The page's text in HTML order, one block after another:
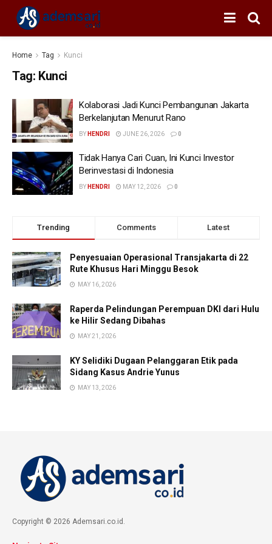
Home Tag Kunci
Tag: Kunci
Kolaborasi Jadi Kunci Pembangunan Jakarta
Berkelanjutan Menurut Rano
BY HENDRI JUNE 26, 2026 0
Tidak Hanya Cari Cuan, Ini Kunci Investor
Berinvestasi di Indonesia
BY HENDRI MAY 12, 2026 0
Trending Comments Latest
Penyesuaian Operasional Transjakarta di 22
Rute Khusus Hari Minggu Besok
MAY 16, 2026
Raperda Pelindungan Perempuan DKI dari Hulu
ke Hilir Sedang Dibahas
MAY 21, 2026
KY Selidiki Dugaan Pelanggaran Etik pada
Sidang Kasus Andrie Yunus
MAY 13, 2026
Copyright © 2026 Ademsari.co.id.